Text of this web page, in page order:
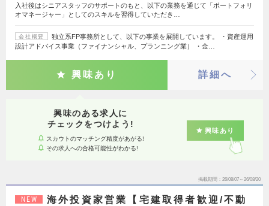
入社後はシニアスタッフのサポートのもと、以下の業務を通じて「ポートフォリ
オマネージャー」としてのスキルを習得していただき…
会社概要
独立系FP事務所として、以下の事業を展開しています。 ・資産運用
設計アドバイス事業（ファイナンシャル、プランニング業） ・金…
興味あり 詳細へ
興味のある求人に
チェックをつけよう!
スカウトのマッチング精度があがる!
その求人への合格可能性がわかる!
興味あり
掲載期間 26/08/07～26/08/20
NEW
海外投資家営業【宅建取得者歓迎/不動